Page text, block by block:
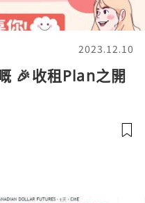
2023.12.10
🎉收租Plan之開